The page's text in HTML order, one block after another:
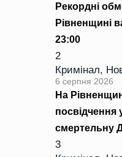
Рекордні
Рівненщині
23:00
2
Кримінал,
6 серпня 2026
На
посвідчення
смертельну
3